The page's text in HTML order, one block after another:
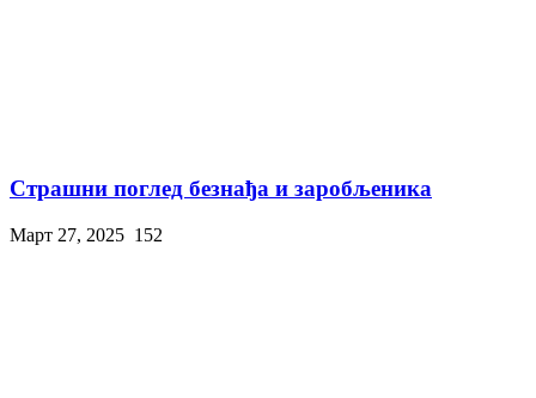
Страшни поглед безнађа и заробљеника
Март 27, 2025 152